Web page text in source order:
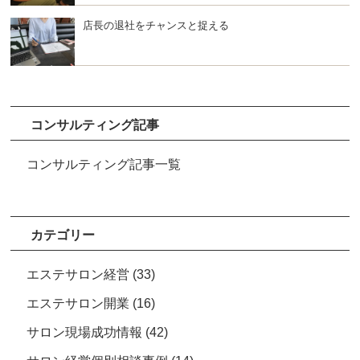
店長の退社をチャンスと捉える
コンサルティング記事
コンサルティング記事一覧
カテゴリー
エステサロン経営 (33)
エステサロン開業 (16)
サロン現場成功情報 (42)